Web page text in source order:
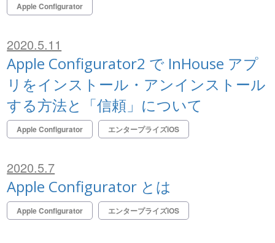
Apple Configurator
2020.5.11
Apple Configurator2 で InHouse アプ
リをインストール・アンインストール
する方法と「信頼」について
Apple Configurator エンタープライズiOS
2020.5.7
Apple Configurator とは
Apple Configurator エンタープライズiOS